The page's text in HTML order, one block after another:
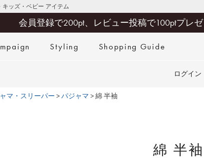
キッズ・ベビー アイテム
会員登録で200pt、レビュー投稿で100ptプレゼ
Styling Shopping Guide
ログイン
検索
マ・スリーパー パジャマ 綿 半袖
綿 半袖